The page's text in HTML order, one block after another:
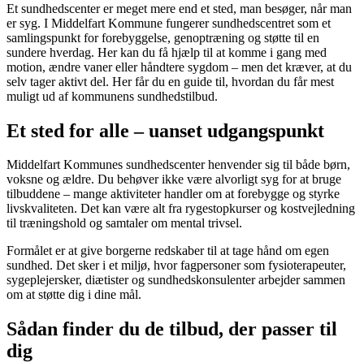
Et sundhedscenter er meget mere end et sted, man besøger, når man
er syg. I Middelfart Kommune fungerer sundhedscentret som et
samlingspunkt for forebyggelse, genoptræning og støtte til en
sundere hverdag. Her kan du få hjælp til at komme i gang med
motion, ændre vaner eller håndtere sygdom – men det kræver, at du
selv tager aktivt del. Her får du en guide til, hvordan du får mest
muligt ud af kommunens sundhedstilbud.
Et sted for alle – uanset udgangspunkt
Middelfart Kommunes sundhedscenter henvender sig til både børn,
voksne og ældre. Du behøver ikke være alvorligt syg for at bruge
tilbuddene – mange aktiviteter handler om at forebygge og styrke
livskvaliteten. Det kan være alt fra rygestopkurser og kostvejledning
til træningshold og samtaler om mental trivsel.
Formålet er at give borgerne redskaber til at tage hånd om egen
sundhed. Det sker i et miljø, hvor fagpersoner som fysioterapeuter,
sygeplejersker, diætister og sundhedskonsulenter arbejder sammen
om at støtte dig i dine mål.
Sådan finder du de tilbud, der passer til
dig